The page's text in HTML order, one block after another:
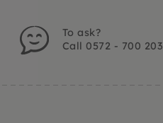
To ask?
Call 0572 - 700 203